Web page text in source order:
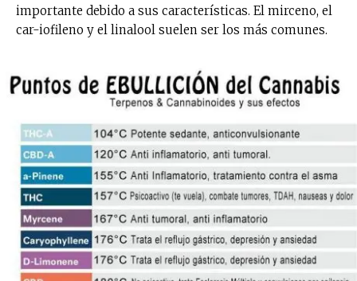
No te pierdas de las
últimas noticias
Suscríbete a nuestro boletín diario y
recibe todas las noticias del vapeo y la
reducción de daños en tu correo
electrónico.
Subscribe to our daily clipping and
receive all the news of vaping and
importante debido a sus características. El mirceno, el
car-iofileno y el linalool suelen ser los más comunes.